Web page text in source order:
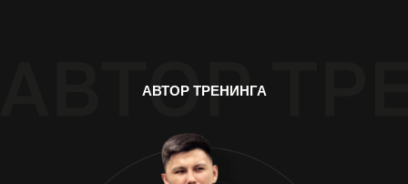
АВТОР ТРЕНИНГА